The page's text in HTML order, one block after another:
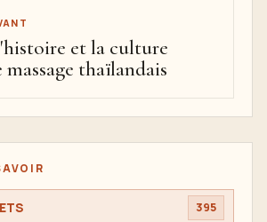
et la culture
thaïlandais
395